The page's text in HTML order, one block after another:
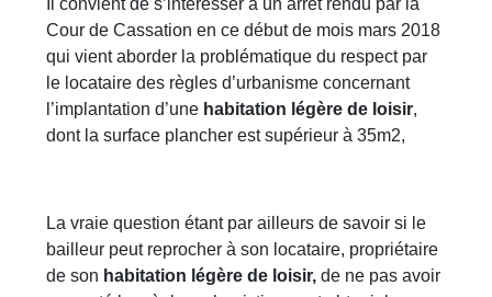
Cour de Cassation en ce début de mois mars 2018
qui vient aborder la problématique du respect par
le locataire des règles d’urbanisme concernant
l’implantation d’une habitation légère de loisir,
dont la surface plancher est supérieur à 35m2,
La vraie question étant par ailleurs de savoir si le
bailleur peut reprocher à son locataire, propriétaire
de son habitation légère de loisir, de ne pas avoir